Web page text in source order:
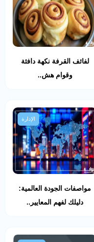
لفائف القرفة نكهة دافئة
وقوام هش..
الإدارة
مواصفات الجودة العالمية:
دليلك لفهم المعايير..